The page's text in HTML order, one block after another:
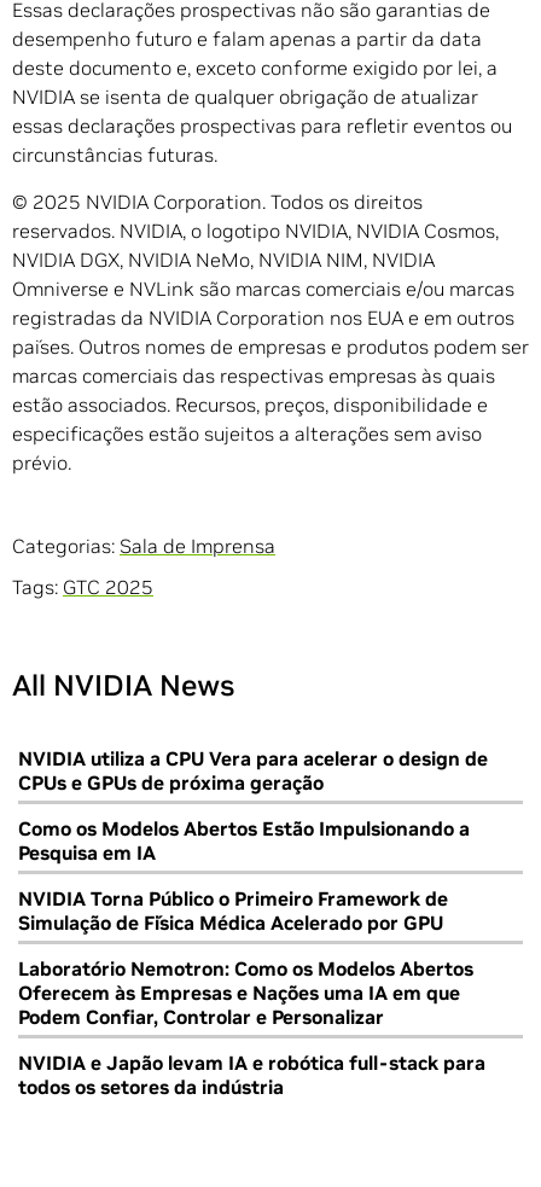
Essas declarações prospectivas não são garantias de
desempenho futuro e falam apenas a partir da data
deste documento e, exceto conforme exigido por lei, a
NVIDIA se isenta de qualquer obrigação de atualizar
essas declarações prospectivas para refletir eventos ou
circunstâncias futuras.
© 2025 NVIDIA Corporation. Todos os direitos
reservados. NVIDIA, o logotipo NVIDIA, NVIDIA Cosmos,
NVIDIA DGX, NVIDIA NeMo, NVIDIA NIM, NVIDIA
Omniverse e NVLink são marcas comerciais e/ou marcas
registradas da NVIDIA Corporation nos EUA e em outros
países. Outros nomes de empresas e produtos podem ser
marcas comerciais das respectivas empresas às quais
estão associados. Recursos, preços, disponibilidade e
especificações estão sujeitos a alterações sem aviso
prévio.
Categorias: Sala de Imprensa
Tags: GTC 2025
All NVIDIA News
NVIDIA utiliza a CPU Vera para acelerar o design de
CPUs e GPUs de próxima geração
Como os Modelos Abertos Estão Impulsionando a
Pesquisa em IA
NVIDIA Torna Público o Primeiro Framework de
Simulação de Física Médica Acelerado por GPU
Laboratório Nemotron: Como os Modelos Abertos
Oferecem às Empresas e Nações uma IA em que
Podem Confiar, Controlar e Personalizar
NVIDIA e Japão levam IA e robótica full-stack para
todos os setores da indústria